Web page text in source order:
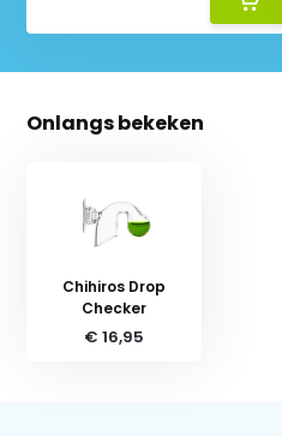
Onlangs bekeken
Chihiros Drop
Checker
€ 16,95